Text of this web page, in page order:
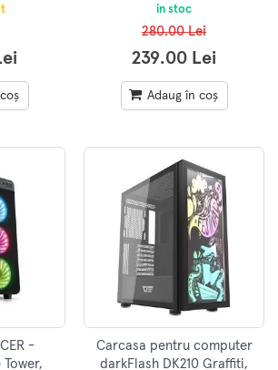
in stoc
280.00 Lei
239.00 Lei
Adaug în coș
-
Carcasa pentru computer
darkFlash DK210 Graffiti,